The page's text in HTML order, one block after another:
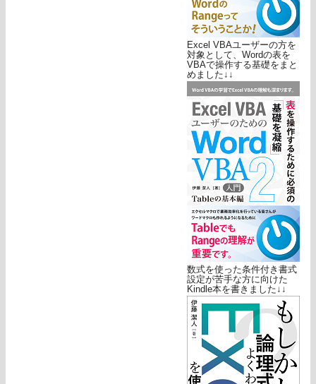
Excel VBAユーザーの方を
対象として、Wordの表を
VBAで操作する基礎をまと
めました↓↓
数式を使った条件付き書式
設定が苦手な方に向けた
Kindle本を書きました↓↓